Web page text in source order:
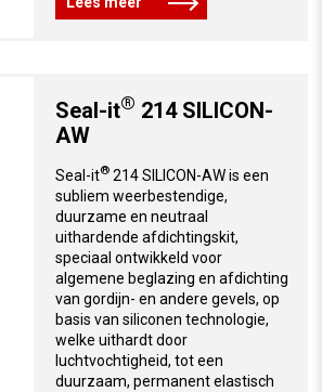
Seal-it® 214 SILICON-
AW
Seal-it®214 SILICON-AW is een
subliem weerbestendige,
duurzame en neutraal
uithardende afdichtingskit,
speciaal ontwikkeld voor
algemene beglazing en afdichting
van gordijn- en andere gevels, op
basis van siliconen technologie,
welke uithardt door
luchtvochtigheid, tot een
duurzaam, permanent elastisch